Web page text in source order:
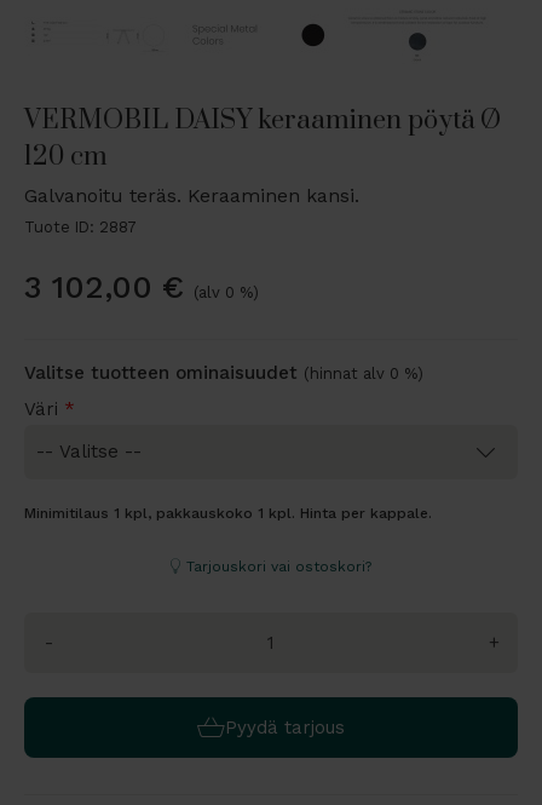
VERMOBIL DAISY keraaminen pöytä Ø
120 cm
Galvanoitu teräs. Keraaminen kansi.
Tuote ID: 2887
3 102,00 € (alv 0 %)
Valitse tuotteen ominaisuudet (hinnat alv 0 %)
Väri *
Minimitilaus 1 kpl, pakkauskoko 1 kpl. Hinta per kappale.
Tarjouskori vai ostoskori?
- +
Pyydä tarjous